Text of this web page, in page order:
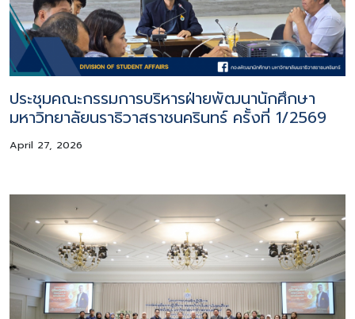
ประชุมคณะกรรมการบริหารฝ่ายพัฒนานักศึกษา
มหาวิทยาลัยนราธิวาสราชนครินทร์ ครั้งที่ 1/2569
April 27, 2026